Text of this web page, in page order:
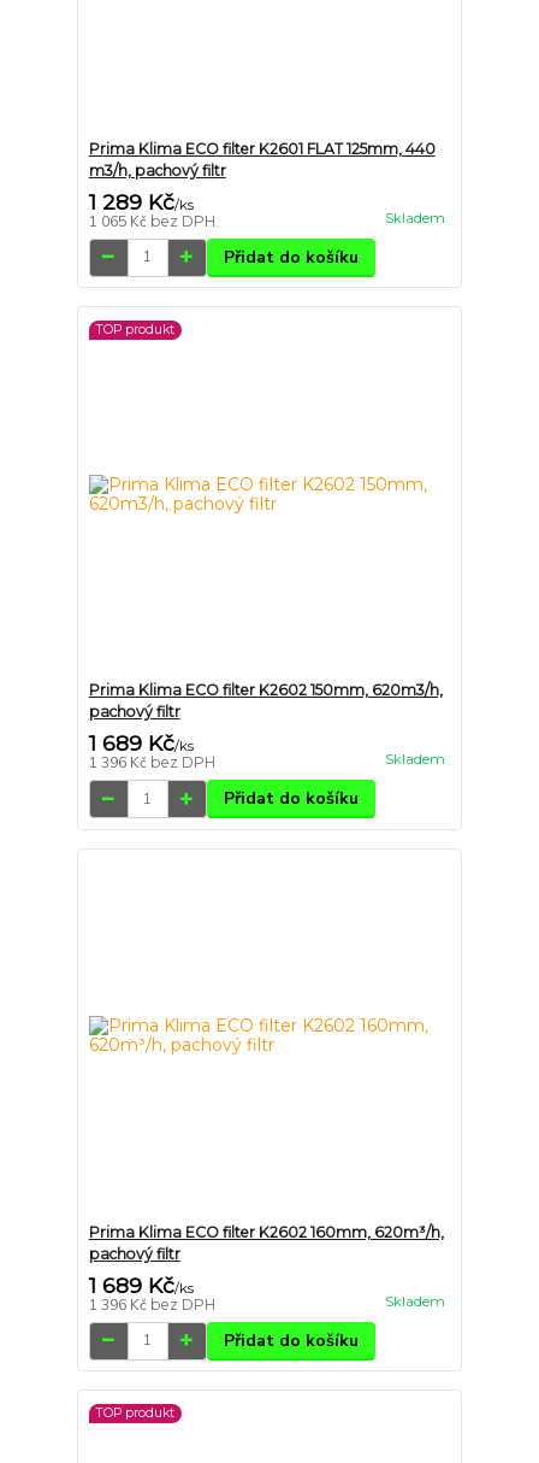
Prima Klima ECO filter K2601 FLAT 125mm, 440
m3/h, pachový filtr
1 289 Kč/ks
1 065 Kč bez DPH Skladem
Přidat do košíku
TOP produkt
Prima Klima ECO filter K2602 150mm, 620m3/h,
pachový filtr
1 689 Kč/ks
1 396 Kč bez DPH Skladem
Přidat do košíku
Prima Klima ECO filter K2602 160mm, 620m³/h,
pachový filtr
1 689 Kč/ks
1 396 Kč bez DPH Skladem
Přidat do košíku
TOP produkt